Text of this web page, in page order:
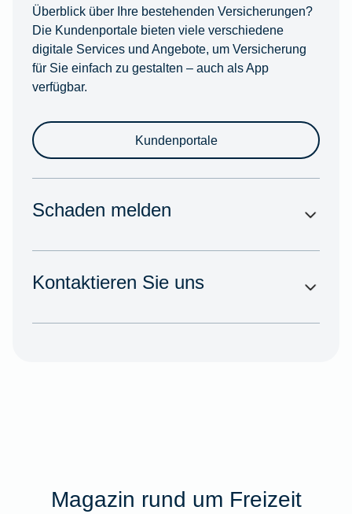
Überblick über Ihre bestehenden Versicherungen?
Die Kundenportale bieten viele verschiedene
digitale Services und Angebote, um Versicherung
für Sie einfach zu gestalten – auch als App
verfügbar.
Kundenportale
Schaden melden
Kontaktieren Sie uns
Magazin rund um Freizeit